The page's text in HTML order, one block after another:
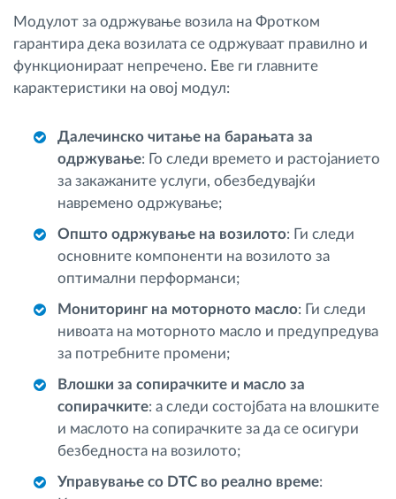
Модулот за одржување возила на Фротком
гарантира дека возилата се одржуваат правилно и
функционираат непречено. Еве ги главните
карактеристики на овој модул:
Далечинско читање на барањата за
одржување: Го следи времето и растојанието
за закажаните услуги, обезбедувајќи
навремено одржување;
Општо одржување на возилото: Ги следи
основните компоненти на возилото за
оптимални перформанси;
Мониторинг на моторното масло: Ги следи
нивоата на моторното масло и предупредува
за потребните промени;
Влошки за сопирачките и масло за
сопирачките: а следи состојбата на влошките
и маслото на сопирачките за да се осигури
безбедноста на возилото;
Управување со DTC во реално време: